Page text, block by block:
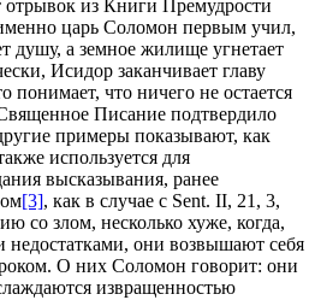
отрывок из Книги Премудрости
царь Соломон первым учил,
душу, а земное жилище угнетает
Исидор заканчивает главу
понимает, что ничего не остается
Писание подтвердило
примеры показывают, как
используется для
высказывания, ранее
[3], как в случае с Sent. II, 21, 3,
со злом, несколько хуже, когда,
недостатками, они возвышают себя
О них Соломон говорит: они
извращенностью